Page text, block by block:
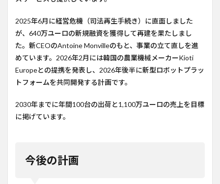
2025年6月に経営危機（司法再生手続き）に直面しました
が、640万ユーロの新規融資を獲得して再建を果たしまし
た。新CEOのAntoine Monvilleのもと、事業の立て直しを進
めています。2026年2月には韓国の農業機械メーカーKioti
Europeとの提携を発表し、2026年後半に新型ロボットプラッ
トフォームを共同開発する計画です。
2030年までに年間100台の出荷と1,100万ユーロの売上を目標
に掲げています。
今後の計画